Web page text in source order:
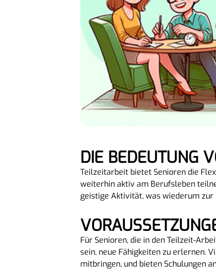
DIE BEDEUTUNG
Teilzeitarbeit bietet Senioren die
weiterhin aktiv am Berufsleben
geistige Aktivität, was wiederum
Für Senioren, die in den Teilzeit-
sein, neue Fähigkeiten zu erlernen.
mitbringen, und bieten Schulungen